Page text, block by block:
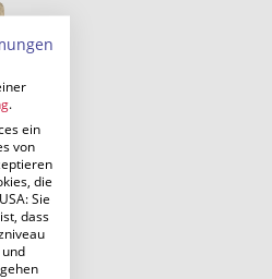
.
ein
von
die
Sie
dass